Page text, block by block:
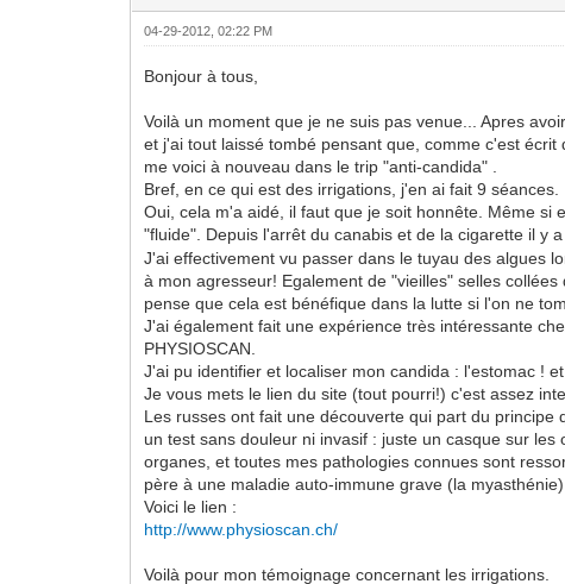
04-29-2012, 02:22 PM
Bonjour à tous,
Voilà un moment que je ne suis pas venue... Apres
et j'ai tout laissé tombé pensant que, comme c'est
me voici à nouveau dans le trip "anti-candida" .
Bref, en ce qui est des irrigations, j'en ai fait 9 séances.
Oui, cela m'a aidé, il faut que je soit honnête. Même
"fluide". Depuis l'arrêt du canabis et de la cigarette il y
J'ai effectivement vu passer dans le tuyau des algues
à mon agresseur! Egalement de "vieilles" selles
pense que cela est bénéfique dans la lutte si l'on ne
J'ai également fait une expérience très intéressante
PHYSIOSCAN.
J'ai pu identifier et localiser mon candida : l'estomac !
Je vous mets le lien du site (tout pourri!) c'est assez
Les russes ont fait une découverte qui part du
un test sans douleur ni invasif : juste un casque sur
organes, et toutes mes pathologies connues sont
père à une maladie auto-immune grave (la
Voici le lien :
http://www.physioscan.ch/
Voilà pour mon témoignage concernant les irrigations.